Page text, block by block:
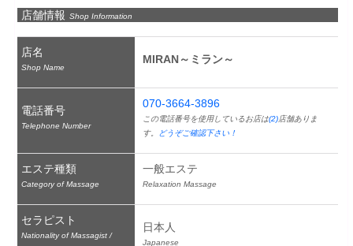
店舗情報 Shop Information
店名
Shop Name
MIRAN～ミラン～
電話番号
Telephone Number
070-3664-3896
この電話番号を使用しているお店は(2)店舗ありま
す。
どうぞご確認下さい！
エステ種類
Category of Massage
一般エステ
Relaxation Massage
セラピスト
Nationality of Massagist /
日本人
Japanese